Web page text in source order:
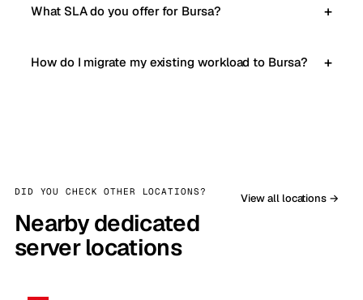
What SLA do you offer for Bursa?
How do I migrate my existing workload to Bursa?
DID YOU CHECK OTHER LOCATIONS?
Nearby dedicated
server locations
View all locations →